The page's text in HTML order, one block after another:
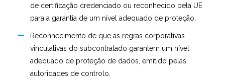
de certificação credenciado ou reconhecido pela UE
para a garantia de um nível adequado de proteção;
Reconhecimento de que as regras corporativas
vinculativas do subcontratado garantem um nível
adequado de proteção de dados, emitido pelas
autoridades de controlo.